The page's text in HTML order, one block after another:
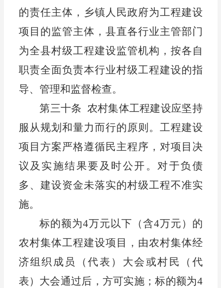
的责任主体， 乡镇人民政府为工程建设
项目的监管主体，县直各行业主管部门
为全县村级工程建设监管机构，按各自
职责全面负责本行业村级工程建设的指
导、管理和监督检查。
第三十条 农村集体工程建设应坚持
服从规划和量力而行的原则。工程建设
项目方案严格遵循民主程序，对项目决
议及实施结果要及时公开。对于负债
多、建设资金未落实的村级工程不准实
施。
标的额为4万元以下（含4万元）的
农村集体工程建设项目， 由农村集体经
济组织 成员（代表） 大会或村民（代
表）大会通过后，方可实施；标的额为4